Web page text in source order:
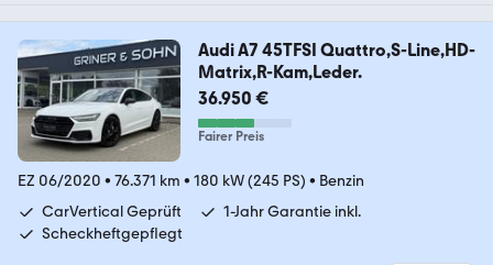
Audi A7 45TFSI Quattro,S-Line,HD-
Matrix,R-Kam,Leder.
36.950 €
Fairer Preis
EZ 06/2020 • 76.371 km • 180 kW (245 PS) • Benzin
CarVertical Geprüft
1-Jahr Garantie inkl.
Scheckheftgepflegt